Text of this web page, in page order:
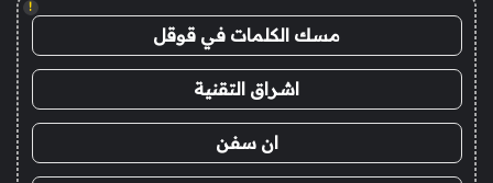
!
مسك الكلمات في قوقل
اشراق التقنية
ان سفن